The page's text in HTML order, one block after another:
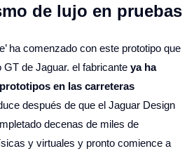
de lujo en pruebas
ha comenzado con este prototipo que
de Jaguar. el fabricante ya ha
en las carreteras
después de que el Jaguar Design
decenas de miles de
y virtuales y pronto comience a